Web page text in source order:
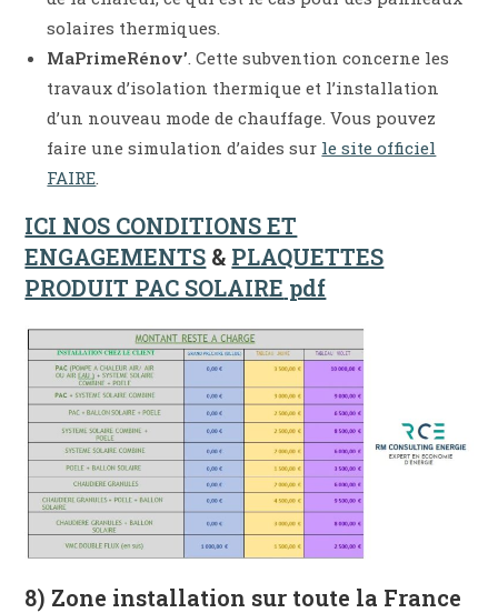
solaires thermiques.
MaPrimeRénov’. Cette subvention concerne les
travaux d’isolation thermique et l’installation
d’un nouveau mode de chauffage. Vous pouvez
faire une simulation d’aides sur le site officiel
FAIRE.
ICI NOS CONDITIONS ET
ENGAGEMENTS & PLAQUETTES
PRODUIT PAC SOLAIRE pdf
8) Zone installation sur toute la France